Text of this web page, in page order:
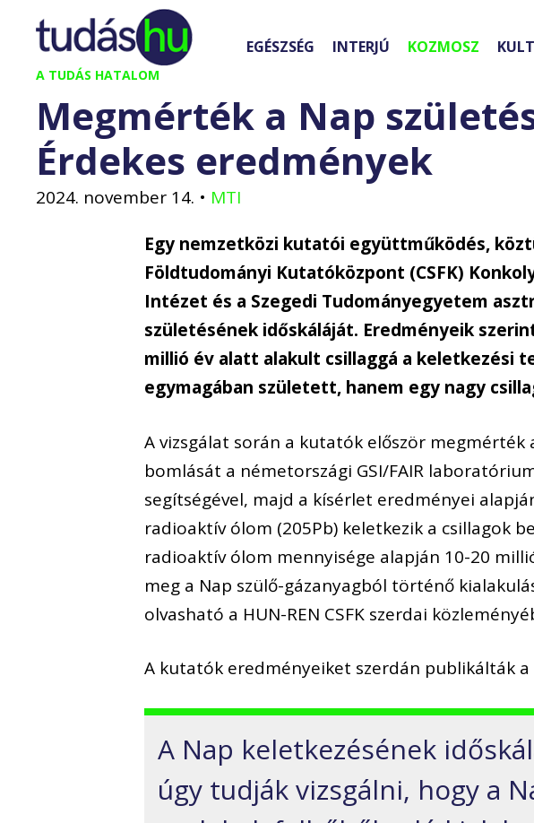
Kilépés
tartalomba
A TUDÁS HATALOM
EGÉSZSÉG INTERJÚ KOZMOSZ KULT
Megmérték a Nap
Érdekes eredmények
2024. november 14. • MTI
Egy nemzetközi kutatói együttműködés,
Földtudományi Kutatóközpont (CSFK)
Intézet és a Szegedi Tudományegyetem
születésének időskáláját. Eredményeik
millió év alatt alakult csillaggá a keletkezési
egymagában született, hanem egy nagy
A vizsgálat során a kutatók először
bomlását a németországi GSI/FAIR
segítségével, majd a kísérlet eredményei
radioaktív ólom (205Pb) keletkezik a csillagok
radioaktív ólom mennyisége alapján 10-20
meg a Nap szülő-gázanyagból történő
olvasható a HUN-REN CSFK szerdai
A kutatók eredményeiket szerdán publikálták
A Nap keletkezésének
úgy tudják vizsgálni, hogy a